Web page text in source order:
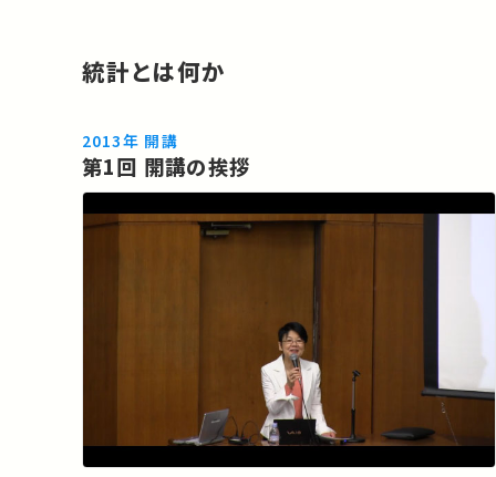
統計とは何か
2013年 開講
第1回 開講の挨拶